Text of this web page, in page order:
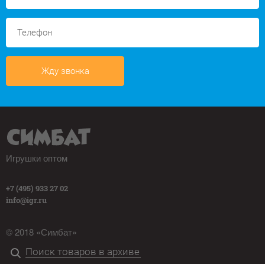
Жду звонка
Игрушки оптом
+7 (495) 933 27 02
info@igr.ru
© 2018 «Симбат»